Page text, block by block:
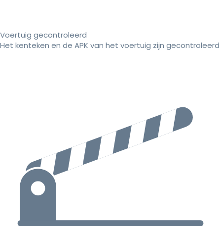
Voertuig gecontroleerd
Het kenteken en de APK van het voertuig zijn gecontroleerd